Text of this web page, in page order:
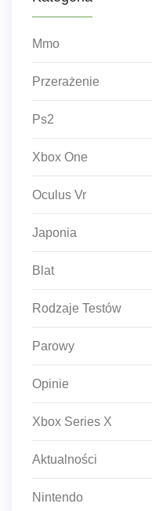
Mmo
Przerażenie
Ps2
Xbox One
Oculus Vr
Japonia
Blat
Rodzaje Testów
Parowy
Opinie
Xbox Series X
Aktualności
Nintendo